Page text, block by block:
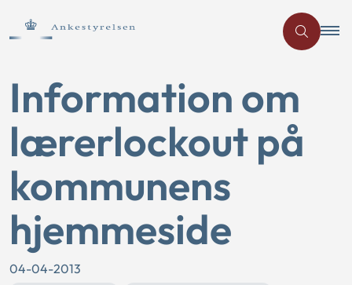
Information om
lærerlockout på
kommunens
hjemmeside
04-04-2013